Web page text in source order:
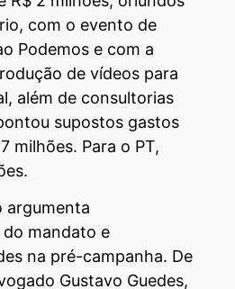
com o evento de
Podemos e com a
de vídeos para
além de consultorias
supostos gastos
milhões. Para o PT,
argumenta
mandato e
na pré-campanha. De
Gustavo Guedes,